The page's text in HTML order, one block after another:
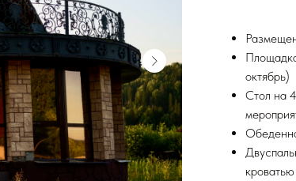
октябрь)
Стол на
кроватью